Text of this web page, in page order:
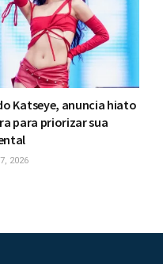
Katseye, anuncia hiato
para priorizar sua
2026